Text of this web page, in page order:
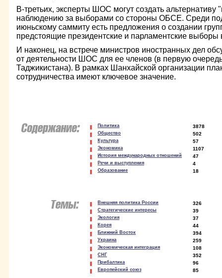
В-третьих, эксперты ШОС могут создать альтернативу
наблюдению за выборами со стороны ОБСЕ. Среди
июньскому саммиту есть предложения о создании
предстоящие президентские и парламентские выборы
И наконец, на встрече министров иностранных дел
от деятельности ШОС для ее членов (в первую
Таджикистана). В рамках Шанхайской организации
сотрудничества имеют ключевое значение.
Политика 3878
Общество 502
Культура 57
Экономика 1107
История международных отношений 47
Речи и выступления 4
Образование 18
Внешняя политика России 326
Стратегические интересы 39
Экология 37
Корея 44
Ближний Восток 394
Украина 259
Экономическая интеграция 108
СНГ 352
Прибалтика 96
Европейский союз 85